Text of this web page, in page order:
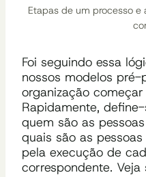
Etapas de um processo
Foi seguindo essa
nossos modelos
organização
Rapidamente,
quem são as
quais são as
pela execução de
correspondente. Veja